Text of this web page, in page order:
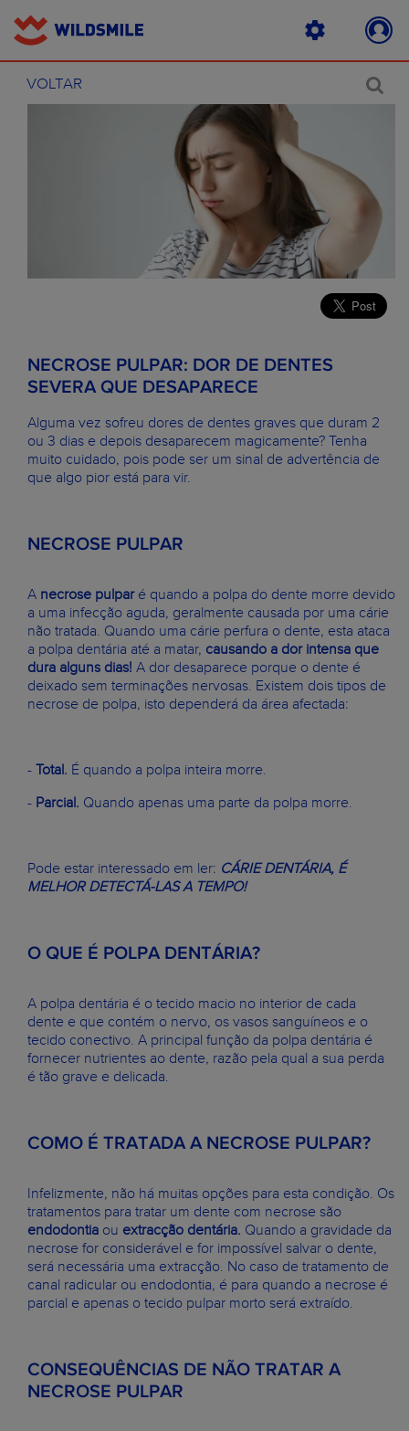
VOLTAR
NECROSE PULPAR: DOR DE DENTES
SEVERA QUE DESAPARECE
Alguma vez sofreu dores de dentes graves que duram 2
ou 3 dias e depois desaparecem magicamente? Tenha
muito cuidado, pois pode ser um sinal de advertência de
que algo pior está para vir.
NECROSE PULPAR
A necrose pulparé quando a polpa do dente morre devido
a uma infecção aguda, geralmente causada por uma cárie
não tratada. Quando uma cárie perfura o dente, esta ataca
a polpa dentária até a matar, causando a dor intensa que
dura alguns dias! A dor desaparece porque o dente é
deixado sem terminações nervosas. Existem dois tipos de
necrose de polpa, isto dependerá da área afectada:
- Total. É quando a polpa inteira morre.
- Parcial. Quando apenas uma parte da polpa morre.
Pode estar interessado em ler: CÁRIE DENTÁRIA, É
MELHOR DETECTÁ-LAS A TEMPO!
O QUE É POLPA DENTÁRIA?
A polpa dentária é o tecido macio no interior de cada
dente e que contém o nervo, os vasos sanguíneos e o
tecido conectivo. A principal função da polpa dentária é
fornecer nutrientes ao dente, razão pela qual a sua perda
é tão grave e delicada.
COMO É TRATADA A NECROSE PULPAR?
Infelizmente, não há muitas opções para esta condição. Os
tratamentos para tratar um dente com necrose são
endodontia ou extracção dentária. Quando a gravidade da
necrose for considerável e for impossível salvar o dente,
será necessária uma extracção. No caso de tratamento de
canal radicular ou endodontia, é para quando a necrose é
parcial e apenas o tecido pulpar morto será extraído.
CONSEQUÊNCIAS DE NÃO TRATAR A
NECROSE PULPAR